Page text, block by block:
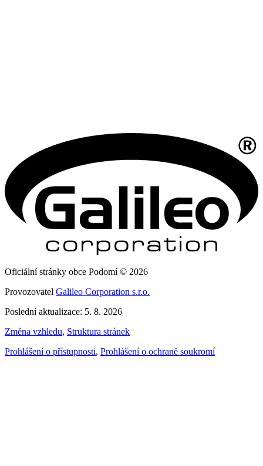
Oficiální stránky obce Podomí © 2026
Provozovatel Galileo Corporation s.r.o.
Poslední aktualizace: 5. 8. 2026
Změna vzhledu, Struktura stránek
Prohlášení o přístupnosti, Prohlášení o ochraně soukromí